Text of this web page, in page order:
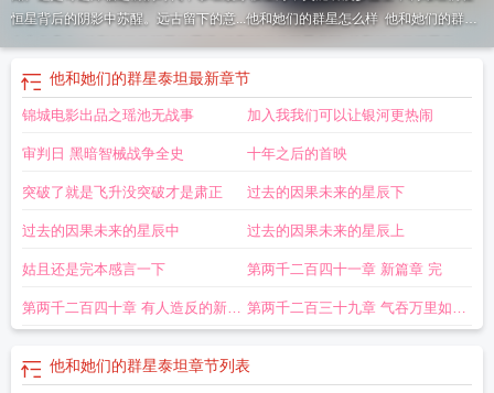
恒星背后的阴影中苏醒。远古留下的意...他和她们的群星怎么样 他和她们的群星
他和她们的群星txt全文 他和她们的群星起点中文网
分 他和她们的群星无错
和她们的群星123读他和她们的群星TXT奇书网他和她们的群星百度百科
免费 他和她们的群星起点他和她们的群星主角余连的后宫是谁
流血的星辰a他和她们的群星 笔趣阁 他和她们的群星女主他和她们的群星
节他和她们的群星顶点他和她们的群星后宫有哪些他和她们的群星笔趣阁无弹
窗 他和她们的群星txt 他和她们的群星百度他和她们的群星笔趣阁他和她们的
他和她们的群星泰坦最新章节
锦城电影出品之瑶池无战事 加入我我们可以让银河更热闹
审判日 黑暗智械战争全史 十年之后的首映
突破了就是飞升没突破才是肃正 过去的因果未来的星辰下
过去的因果未来的星辰中 过去的因果未来的星辰上
姑且还是完本感言一下 第两千二百四十一章 新篇章 完
第两千二百四十章 有人造反的新时 第两千二百三十九章 气吞万里如虎
他和她们的群星泰坦章节列表